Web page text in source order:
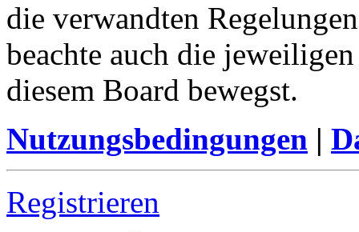
die verwandten
beachte auch die
diesem Board bewegst.
Nutzungsbedingungen |
Registrieren